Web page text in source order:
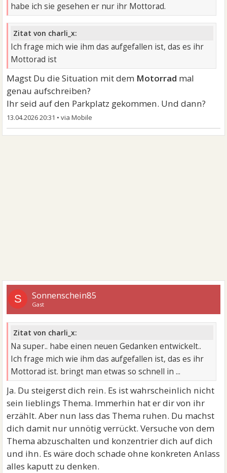
habe ich sie gesehen er nur ihr Mottorad.
Zitat von charli_x:
Ich frage mich wie ihm das aufgefallen ist, das es ihr
Mottorad ist
Magst Du die Situation mit dem Motorrad mal
genau aufschreiben?
Ihr seid auf den Parkplatz gekommen. Und dann?
13.04.2026 20:31 •
S Sonnenschein85
Gast
Zitat von charli_x:
Na super.. habe einen neuen Gedanken entwickelt..
Ich frage mich wie ihm das aufgefallen ist, das es ihr
Mottorad ist. bringt man etwas so schnell in ...
Ja. Du steigerst dich rein. Es ist wahrscheinlich nicht
sein lieblings Thema. Immerhin hat er dir von ihr
erzählt. Aber nun lass das Thema ruhen. Du machst
dich damit nur unnötig verrückt. Versuche von dem
Thema abzuschalten und konzentrier dich auf dich
und ihn. Es wäre doch schade ohne konkreten Anlass
alles kaputt zu denken.